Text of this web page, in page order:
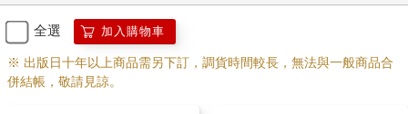
年間發展到最高峰，結合對於天象的預測、人的預測、事件與運
勢變化的預測，發展成一套專門的學術，稱為「奇門遁甲」。其
中「奇門」兩個字說的是方位，「遁甲」說的就是把主帥藏起來
的兵法概念，因為甲是十天干的的一個。隨後這套學說慢慢地因
為戰爭減少而如前面所說，兵法家轉行到其他市場，也將原本用
於戰場的技術做了轉移，將一部分的技術抽離出來，形成我們現
全選 加入購物車
※ 出版日十年以上商品需另下訂，調貨時間較長，無法與一般商品合
併結帳，敬請見諒。